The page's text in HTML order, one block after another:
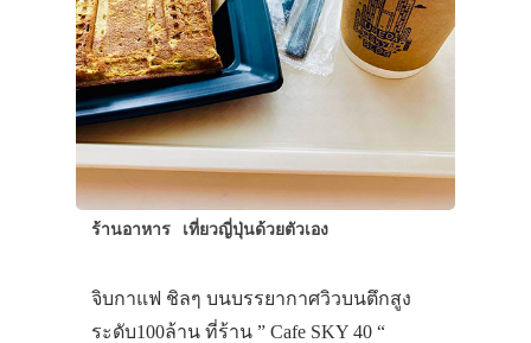
ร้านอาหาร เที่ยวญี่ปุ่นด้วยตัวเอง
จิบกาแฟ ชิลๆ บนบรรยากาศวิวบนตึกสูง
ระดับ100ล้าน ที่ร้าน ” Cafe SKY 40 “